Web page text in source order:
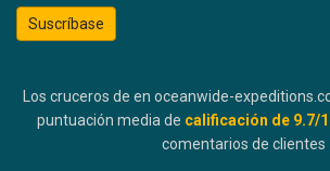
Suscríbase
Los cruceros de en oceanwide-
puntuación media de calificación de 9.7/
comentarios de clientes